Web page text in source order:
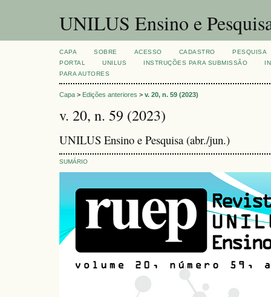
UNILUS Ensino e
CAPA SOBRE ACESSO CADASTRO
PESQUISA
PORTAL
UNILUS INSTRUÇÕES PARA SUBMISSÃO
PARA AUTORES
Capa > Edições anteriores > v. 20, n. 59 (2023)
v. 20, n. 59 (2023)
UNILUS Ensino e Pesquisa (abr./jun.)
SUMÁRIO